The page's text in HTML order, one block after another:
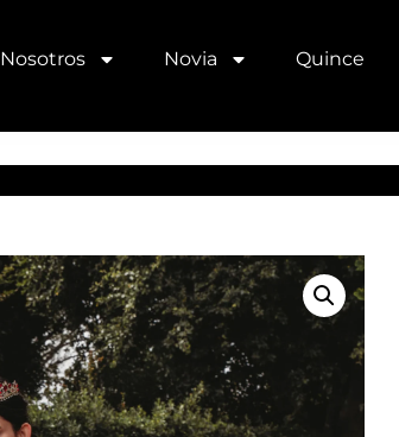
Nosotros Novia Quince